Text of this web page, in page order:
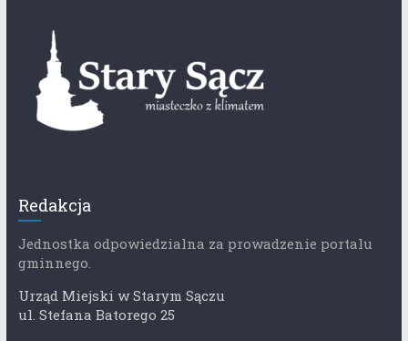
Redakcja
Jednostka odpowiedzialna za prowadzenie portalu
gminnego.
Urząd Miejski w Starym Sączu
ul. Stefana Batorego 25